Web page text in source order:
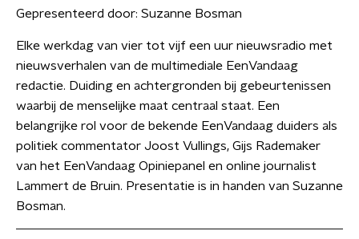
Gepresenteerd door: Suzanne Bosman
Elke werkdag van vier tot vijf een uur nieuwsradio met
nieuwsverhalen van de multimediale EenVandaag
redactie. Duiding en achtergronden bij gebeurtenissen
waarbij de menselijke maat centraal staat. Een
belangrijke rol voor de bekende EenVandaag duiders als
politiek commentator Joost Vullings, Gijs Rademaker
van het EenVandaag Opiniepanel en online journalist
Lammert de Bruin. Presentatie is in handen van Suzanne
Bosman.